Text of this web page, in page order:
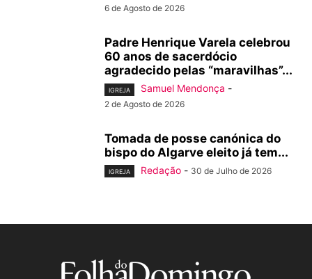
6 de Agosto de 2026
Padre Henrique Varela celebrou
60 anos de sacerdócio
agradecido pelas “maravilhas”...
IGREJA Samuel Mendonça -
2 de Agosto de 2026
Tomada de posse canónica do
bispo do Algarve eleito já tem...
IGREJA Redação - 30 de Julho de 2026